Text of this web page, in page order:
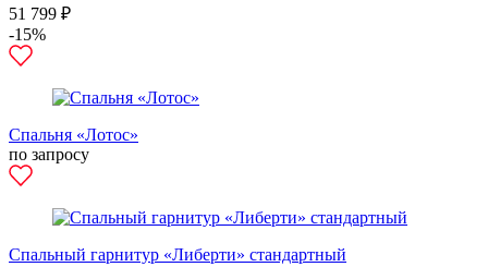
51 799 ₽
-15%
Спальня «Лотос»
по запросу
Спальный гарнитур «Либерти» стандартный